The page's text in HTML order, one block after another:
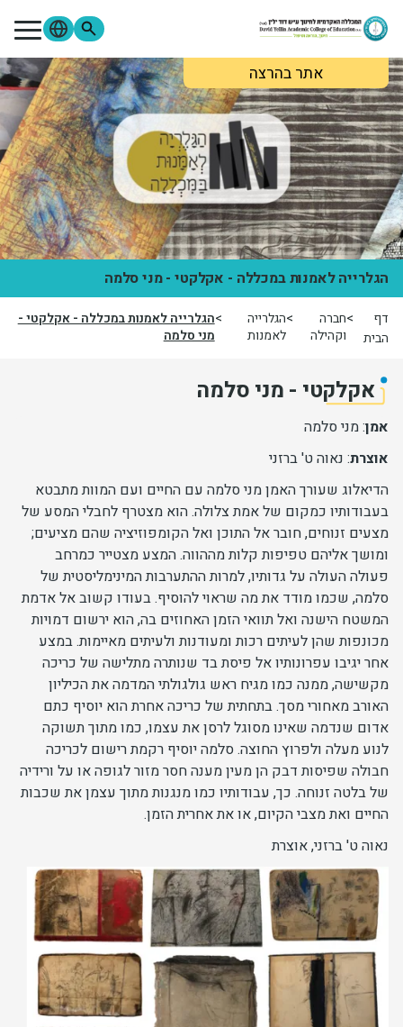
דילוג לתוכן העיקרי
אתר בהרצהמתעניינים סטודנטים
סגל
בוגרים
ספרייה
Moodle
פורטל הסטודנטים
פורטל הסגל צור קשר
אודות המכללה
לימודים והרשמה
מידע שימושי
מחקר ופירסומים
יחידות ומכונים
חברה וקהילה
הגלרייה לאמנות במכללה - אקלקטי - מני סלמה
דף
הבית
חברה
וקהילה
הגלרייה
לאמנות
הגלרייה לאמנות במכללה - אקלקטי -
מני סלמה
אקלקטי - מני סלמה
אמן: מני סלמה
אוצרת: נאוה ט' ברזני
הדיאלוג שעורך האמן מני סלמה עם החיים ועם המוות מתבטא
בעבודותיו כמקום של אמת צלולה. הוא מצטרף לחבלי המסע של
מצעים זנוחים, חובר אל התוכן ואל הקומפוזיציה שהם מציעים;
ומושך אליהם טפיפות קלות מההווה. המצע מצטייר כמרחב
פעולה העולה על גדותיו, למרות ההתערבות המינימליסטית של
סלמה, שכמו מודד את מה שראוי להוסיף. בעודו קשוב אל אדמת
המשטח הישנה ואל תוואי הזמן האחוזים בה, הוא ירשום דמויות
מכונפות שהן לעיתים רכות ומעודנות ולעיתים מאיימות. במצע
אחר יגיבו עפרונותיו אל פיסת בד שנותרה מתלישה של כריכה
מקשישה, ממנה כמו מגיח ראש גולגולתי המדמה את הכיליון
האורב מאחורי מסך. בתחתית של כריכה אחרת הוא יוסיף כתם
אדום שנדמה שאינו מסוגל לרסן את עצמו, כמו מתוך תשוקה
לנוע מעלה ולפרוץ החוצה. סלמה יוסיף רקמת רישום לכריכה
חבולה שפיסות דבק הן מעין מענה חסר מזור לגופה או על ורידיה
של בלטה זנוחה. כך, עבודותיו כמו מנגנות מתוך עצמן את שכבות
החיים ואת מצבי הקיום, או את אחרית הזמן.
נאוה ט' ברזני, אוצרת
תמונה